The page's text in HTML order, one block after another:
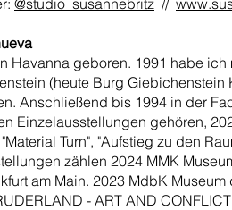
@studio_susannebritz //
Havanna geboren. 1991 habe
(heute Burg
Anschließend bis 1994 in der
Einzelausstellungen gehören,
Turn", "Aufstieg zu den
zählen 2024 MMK
am Main. 2023 MdbK
- ART AND